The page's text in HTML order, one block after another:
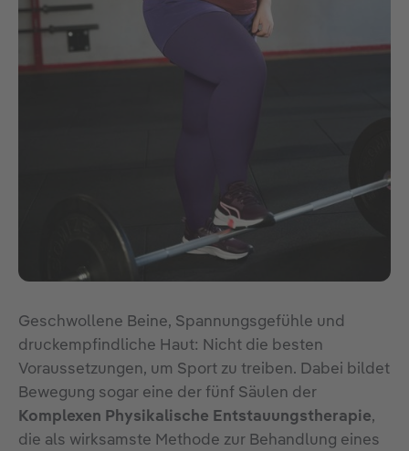
Geschwollene Beine, Spannungsgefühle und
druckempfindliche Haut: Nicht die besten
Voraussetzungen, um Sport zu treiben. Dabei bildet
Bewegung sogar eine der fünf Säulen der
Komplexen Physikalische Entstauungstherapie,
die als wirksamste Methode zur Behandlung eines